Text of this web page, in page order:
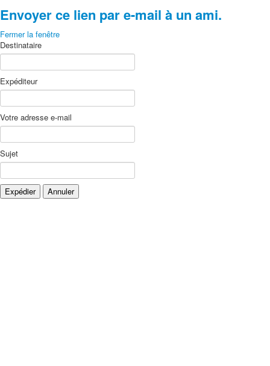
Envoyer ce lien par e-mail à un ami.
Fermer la fenêtre
Destinataire
Expéditeur
Votre adresse e-mail
Sujet
Expédier Annuler